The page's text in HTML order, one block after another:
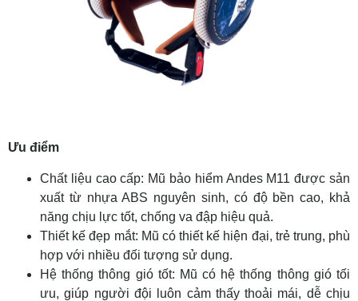
Ưu điểm
Chất liệu cao cấp: Mũ bảo hiểm Andes M11 được sản
xuất từ nhựa ABS nguyên sinh, có độ bền cao, khả
năng chịu lực tốt, chống va đập hiệu quả.
Thiết kế đẹp mắt: Mũ có thiết kế hiện đại, trẻ trung, phù
hợp với nhiều đối tượng sử dụng.
Hệ thống thông gió tốt: Mũ có hệ thống thông gió tối
ưu, giúp người đội luôn cảm thấy thoải mái, dễ chịu